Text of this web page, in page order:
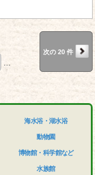
次の 20 件
海水浴・湖水浴
動物園
博物館・科学館など
水族館